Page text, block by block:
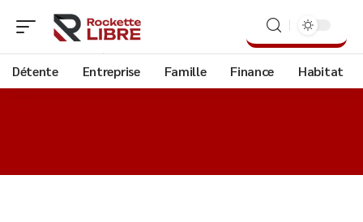
Détente Entreprise Famille Finance Habitat